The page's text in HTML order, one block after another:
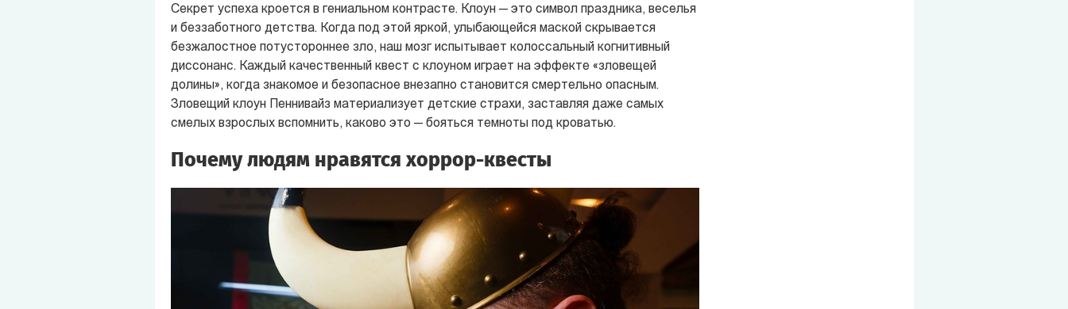
Секрет успеха кроется в гениальном контрасте. Клоун — это символ праздника, веселья
и беззаботного детства. Когда под этой яркой, улыбающейся маской скрывается
безжалостное потустороннее зло, наш мозг испытывает колоссальный когнитивный
диссонанс. Каждый качественный квест с клоуном играет на эффекте «зловещей
долины», когда знакомое и безопасное внезапно становится смертельно опасным.
Зловещий клоун Пеннивайз материализует детские страхи, заставляя даже самых
смелых взрослых вспомнить, каково это — бояться темноты под кроватью.
Почему людям нравятся хоррор-квесты